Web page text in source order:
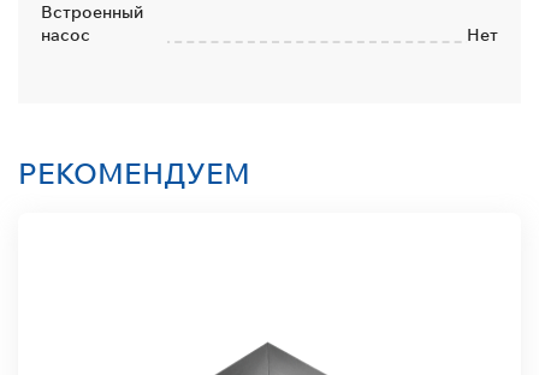
Встроенный
насос
Нет
РЕКОМЕНДУЕМ